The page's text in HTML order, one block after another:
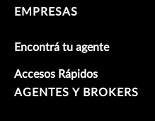
EMPRESAS
Encontrá tu agente
Accesos Rápidos
AGENTES Y BROKERS